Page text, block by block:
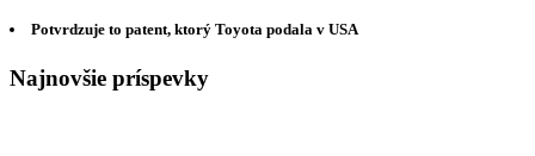
Potvrdzuje to patent, ktorý Toyota podala v USA
Najnovšie príspevky